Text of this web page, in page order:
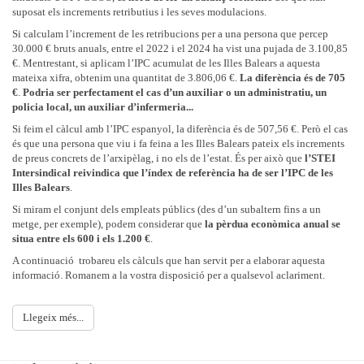
La cap de servei de Selecció i Provisió ens va contestar que fan feina
per poder emparaular diferents espais per fer-hi les proves.
les primeres proves seran del subgrup A2,
ja que han de dur a terme
tres proves. Hi haurà proves de diferents categories/especialitats en un
mateix dia.Entre prova i prova hauran de passar un mínim de tres
dies hàbils. La previsió de les primeres proves és per octubre o
novembre.
Pel que fa a les properes convocatòries de concurs oposició, la previsió
de publicació és la següent:
Abril-maig 2025
Psicòleg/òloga
Tècnic/a grau mitjà
Metge/ssa
Tècnic/a mitjà informàtica grup B
Informàtica tècnica
amb el CIM no preveu aquesta eina.
9. Nombre d’usuaris totals del SAID. Desglossament d’usuaris que
utilitzen el servei de Psicologia, Fisioteràpia i Educació Social, la
ràtio.
L'STEIva exposar que hi ha una manca de psicòlegs, fisioterapeutes o
educadors socials per atendre les necessitats dels usuaris d'aquest
L’Administració va informar de les dades d’atenció d’aquest personal,
de la seva distribució i de les tasques pendents, com el nomenament
d’un nutricionista per programa tan bon punt l’IMAS disposi d’una
borsa d’aquesta especialitat.
Ja s’està tramitant a Recursos Humans.
11. Incorporació tècnic-a en cures auxiliar d’Infermeria en centres
de primera acollida per atendre necessitats especials de menors amb
discapacitat
auxiliars Infermeria (TCAI) al centre per atendre nous ingressos que han
de menester necessitats especials relacionades amb la salut, ja que
suposat els increments retributius i les seves modulacions.
Si calculam l’increment de les retribucions per a una persona que percep
30.000 € bruts anuals, entre el 2022 i el 2024 ha vist una pujada de 3.100,85
€. Mentrestant, si aplicam l’IPC acumulat de les Illes Balears a aquesta
mateixa xifra, obtenim una quantitat de 3.806,06 €. La diferència és de 705
€. Podria ser perfectament el cas d’un auxiliar o un administratiu, un
policia local, un auxiliar d’infermeria...
Si feim el càlcul amb l’IPC espanyol, la diferència és de 507,56 €. Però el cas
és que una persona que viu i fa feina a les Illes Balears pateix els increments
de preus concrets de l’arxipèlag, i no els de l’estat. És per això que l’STEI
Intersindical reivindica que l’índex de referència ha de ser l’IPC de les
Illes Balears.
Si miram el conjunt dels empleats públics (des d’un subaltern fins a un
metge, per exemple), podem considerar que la pèrdua econòmica anual se
situa entre els 600 i els 1.200 €.
A continuació trobareu els càlculs que han servit per a elaborar aquesta
informació. Romanem a la vostra disposició per a qualsevol aclariment.
Llegeix més...